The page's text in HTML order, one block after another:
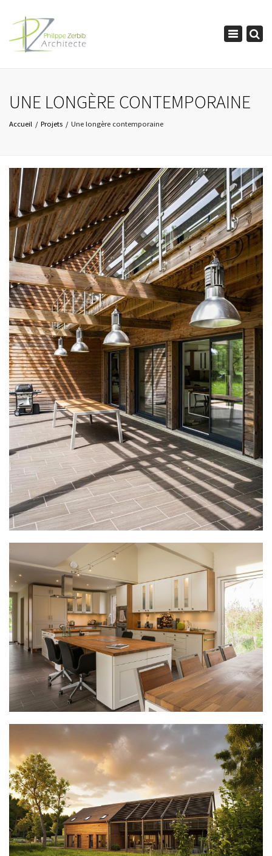
Toggle
UNE LONGÈRE CONTEMPORAINE
Accueil Projets Une longère contemporaine